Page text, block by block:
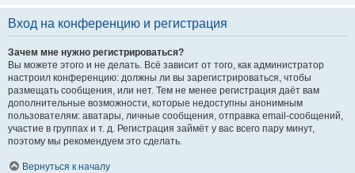
Вход на конференцию и регистрация
Зачем мне нужно регистрироваться?
Вы можете этого и не делать. Всё зависит от того, как администратор
настроил конференцию: должны ли вы зарегистрироваться, чтобы
размещать сообщения, или нет. Тем не менее регистрация даёт вам
дополнительные возможности, которые недоступны анонимным
пользователям: аватары, личные сообщения, отправка email-сообщений,
участие в группах и т. д. Регистрация займёт у вас всего пару минут,
поэтому мы рекомендуем это сделать.
Вернуться к началу